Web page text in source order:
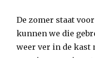
De zomer staat
kunnen we die
weer ver in de kast